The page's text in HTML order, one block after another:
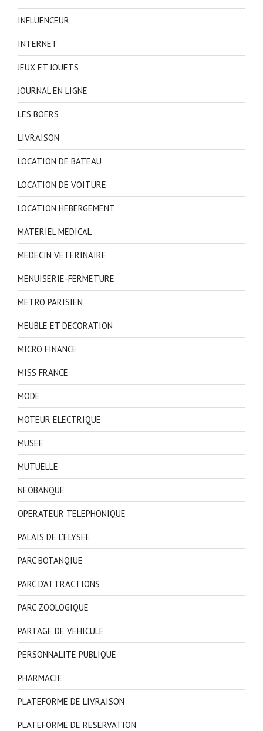
INFLUENCEUR
INTERNET
JEUX ET JOUETS
JOURNAL EN LIGNE
LES BOERS
LIVRAISON
LOCATION DE BATEAU
LOCATION DE VOITURE
LOCATION HEBERGEMENT
MATERIEL MEDICAL
MEDECIN VETERINAIRE
MENUISERIE-FERMETURE
METRO PARISIEN
MEUBLE ET DECORATION
MICRO FINANCE
MISS FRANCE
MODE
MOTEUR ELECTRIQUE
MUSEE
MUTUELLE
NEOBANQUE
OPERATEUR TELEPHONIQUE
PALAIS DE L'ELYSEE
PARC BOTANQIUE
PARC D'ATTRACTIONS
PARC ZOOLOGIQUE
PARTAGE DE VEHICULE
PERSONNALITE PUBLIQUE
PHARMACIE
PLATEFORME DE LIVRAISON
PLATEFORME DE RESERVATION